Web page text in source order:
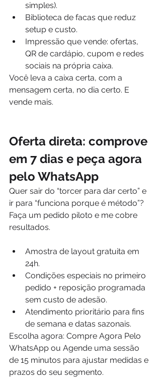
simples).
Biblioteca de facas que reduz
setup e custo.
Impressão que vende: ofertas,
QR de cardápio, cupom e redes
sociais na própria caixa.
Você leva a caixa certa, com a
mensagem certa, no dia certo. E
vende mais.
Oferta direta: comprove
em 7 dias e peça agora
pelo WhatsApp
Quer sair do “torcer para dar certo” e
ir para “funciona porque é método”?
Faça um pedido piloto e me cobre
resultados.
Amostra de layout gratuita em
24h.
Condições especiais no primeiro
pedido + reposição programada
sem custo de adesão.
Atendimento prioritário para fins
de semana e datas sazonais.
Escolha agora: Compre Agora Pelo
WhatsApp ou Agende uma sessão
de 15 minutos para ajustar medidas e
prazos do seu segmento.